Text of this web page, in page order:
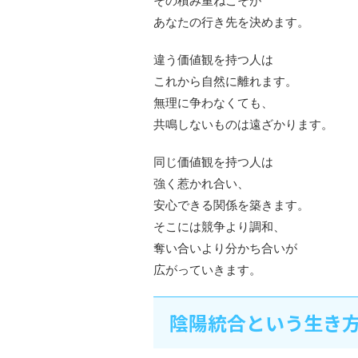
あなたの行き先を決めます。
違う価値観を持つ人は
これから自然に離れます。
無理に争わなくても、
共鳴しないものは遠ざかります。
同じ価値観を持つ人は
強く惹かれ合い、
安心できる関係を築きます。
そこには競争より調和、
奪い合いより分かち合いが
広がっていきます。
陰陽統合という生き